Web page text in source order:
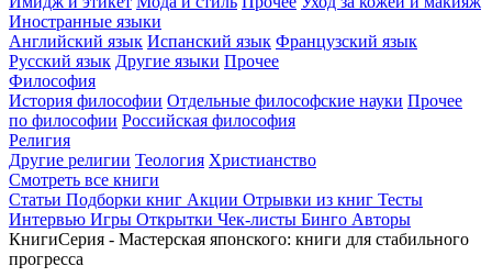
Иностранные языки
Английский язык Испанский язык Французский язык
Русский язык Другие языки Прочее
Философия
История философии Отдельные философские науки Прочее
по философии Российская философия
Религия
Другие религии Теология Христианство
Смотреть все книги
Статьи Подборки книг Акции Отрывки из книг Тесты
Интервью Игры Открытки Чек-листы Бинго Авторы
КнигиСерия - Мастерская японского: книги для стабильного
прогресса